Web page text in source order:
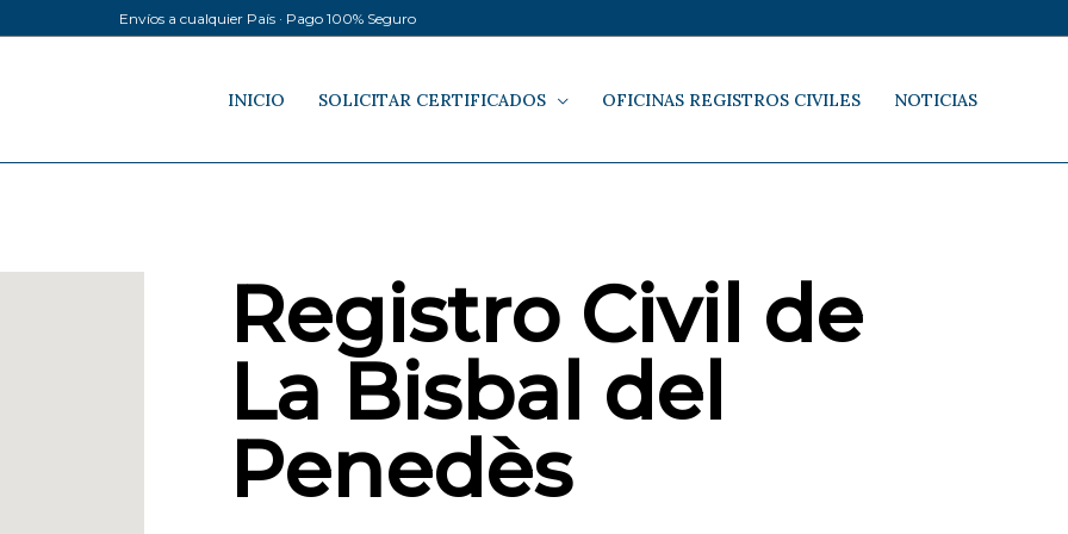
Envíos a cualquier País · Pago 100% Seguro
INICIO SOLICITAR CERTIFICADOS OFICINAS REGISTROS CIVILES NOTICIAS
Registro Civil de
La Bisbal del
Penedès